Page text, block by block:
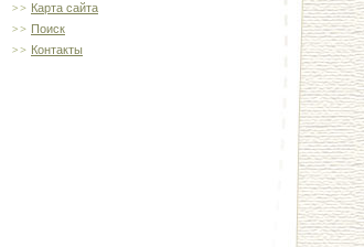
Карта сайта
Поиск
Контакты